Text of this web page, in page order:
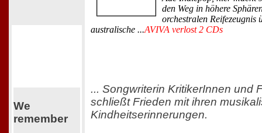
We
remember
den Weg in höhere
orchestralen Reifezeugnis
australische ...AVIVA verlost 2 CDs
... Songwriterin KritikerInnen und
schließt Frieden mit ihren
Kindheitserinnerungen.